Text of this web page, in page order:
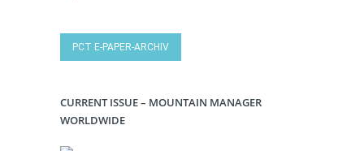
PCT E-PAPER-ARCHIV
CURRENT ISSUE – MOUNTAIN MANAGER
WORLDWIDE